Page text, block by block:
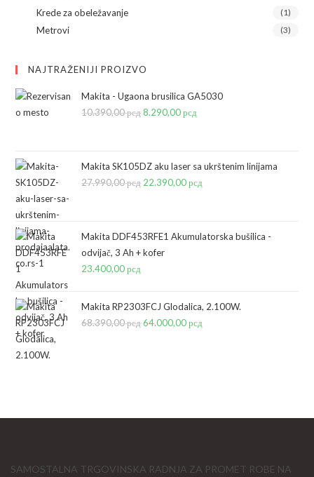
Krede za obeležavanje (1)
Metrovi (3)
NAJTRAŽENIJI PROIZVO
Makita - Ugaona brusilica GA5030
10.390,00рсдOriginalna
bila:
10.390,00 рсд.
8.290,00рсд
8.290,00 рсд.
Makita SK105DZ aku laser sa ukrštenim linijama
27.990,00рсд Originalna
bila:
27.990,00 рсд.
22.390,00рсд
22.390,00 рсд.
Makita DDF453RFE1 Akumulatorska bušilica -
odvijač, 3 Ah + kofer
23.400,00рсд
Makita RP2303FCJ Glodalica, 2.100W.
68.390,00рсдOriginalna
64.000,00рсд
SAMOSTALNA TRGOVINSKA RADNJA ZA PROMET ROBE NA